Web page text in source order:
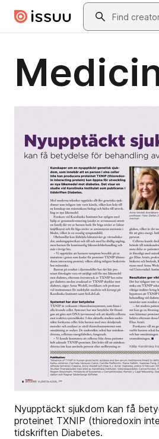
Skip to main contentSearch
Nyupptäckt sjukdom kan få
proteinet TXNIP (thioredoxin
tidskriften Diabetes.